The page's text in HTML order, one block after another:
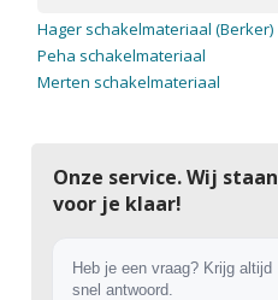
Hager schakelmateriaal (Berker)
Peha schakelmateriaal
Merten schakelmateriaal
Onze service. Wij staan
voor je klaar!
Heb je een vraag? Krijg altijd
snel antwoord.